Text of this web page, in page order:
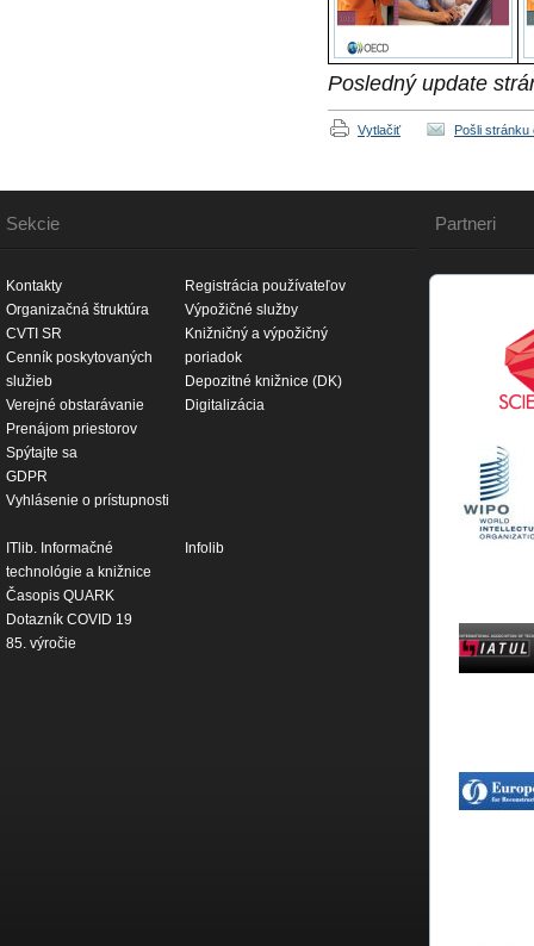
Posledný update
Vytlačiť Pošli stránku
Sekcie
Kontakty
Organizačná štruktúra
CVTI SR
Cenník poskytovaných
služieb
Verejné obstarávanie
Prenájom priestorov
Spýtajte sa
GDPR
Vyhlásenie o prístupnosti
Registrácia používateľov
Výpožičné služby
Knižničný a výpožičný
poriadok
Depozitné knižnice (DK)
Digitalizácia
ITlib. Informačné
technológie a knižnice
Časopis QUARK
Dotazník COVID 19
85. výročie
Infolib
Partneri